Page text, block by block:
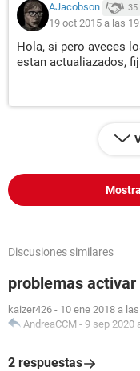
AJacobson 35
19 oct 2015 a las
Hola, si pero aveces
estan actualiazados,
Discusiones similares
problemas
kaizer426 - 10 ene 2018 a
AndreaCCM - 9 sep 2020
2 respuestas